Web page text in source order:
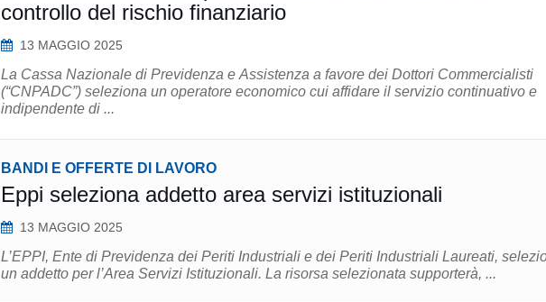
controllo del rischio finanziario
13 MAGGIO 2025
La Cassa Nazionale di Previdenza e Assistenza a favore dei Dottori Commercialisti
(“CNPADC”) seleziona un operatore economico cui affidare il servizio continuativo e
indipendente di ...
BANDI E OFFERTE DI LAVORO
Eppi seleziona addetto area servizi istituzionali
13 MAGGIO 2025
L’EPPI, Ente di Previdenza dei Periti Industriali e dei Periti Industriali Laureati,
un addetto per l’Area Servizi Istituzionali. La risorsa selezionata supporterà, ...